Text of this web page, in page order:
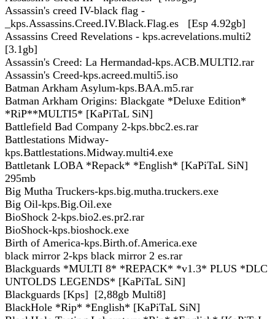
Assassin's creed IV-black flag -
_kps.Assassins.Creed.IV.Black.Flag.es [Esp 4.92gb]
Assassins Creed Revelations - kps.acrevelations.multi2
[3.1gb]
Assassin's Creed: La Hermandad-kps.ACB.MULTI2.rar
Assassin's Creed-kps.acreed.multi5.iso
Batman Arkham Asylum-kps.BAA.m5.rar
Batman Arkham Origins: Blackgate *Deluxe Edition*
*RiP**MULTI5* [KaPiTaL SiN]
Battlefield Bad Company 2-kps.bbc2.es.rar
Battlestations Midway-
kps.Battlestations.Midway.multi4.exe
Battletank LOBA *Repack* *English* [KaPiTaL SiN]
295mb
Big Mutha Truckers-kps.big.mutha.truckers.exe
Big Oil-kps.Big.Oil.exe
BioShock 2-kps.bio2.es.pr2.rar
BioShock-kps.bioshock.exe
Birth of America-kps.Birth.of.America.exe
black mirror 2-kps black mirror 2 es.rar
Blackguards *MULTI 8* *REPACK* *v1.3* PLUS *DLC
UNTOLDS LEGENDS* [KaPiTaL SiN]
Blackguards [Kps] [2,88gb Multi8]
BlackHole *Rip* *English* [KaPiTaL SiN]